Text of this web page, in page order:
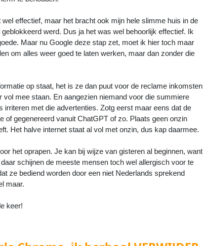
effectief, maar het bracht ook mijn hele slimme huis in de
werd. Dus ja het was wel behoorlijk effectief. Ik
Maar nu Google deze stap zet, moet ik hier toch maar
om alles weer goed te laten werken, maar dan zonder die
op staat, het is ze dan puut voor de reclame inkomsten
mee staan. En aangezien niemand voor die summiere
met die advertenties. Zotg eerst maar eens dat de
of gegenereerd vanuit ChatGPT of zo. Plaats geen onzin
Het halve internet staat al vol met onzin, dus kap daarmee.
het oprapen. Je kan bij wijze van gisteren al beginnen, want
schijnen de meeste mensen toch wel allergisch voor te
ze bediend worden door een niet Nederlands sprekend
maar.
keer!